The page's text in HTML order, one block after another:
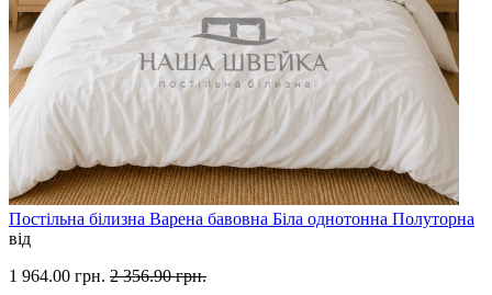
Постільна білизна Варена бавовна Біла однотонна Полуторна
від
1 964.00 грн. 2 356.90 грн.